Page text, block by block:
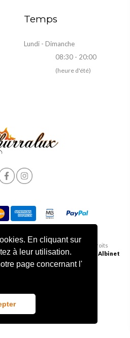
En cliquant sur
à leur utilisation.
page concernant l'
Temps
Lundi - Dimanche
08:30 - 20:00
(heure d'été)
© 2026 Churralux. Tous droits
réservés | Développé par Albinet